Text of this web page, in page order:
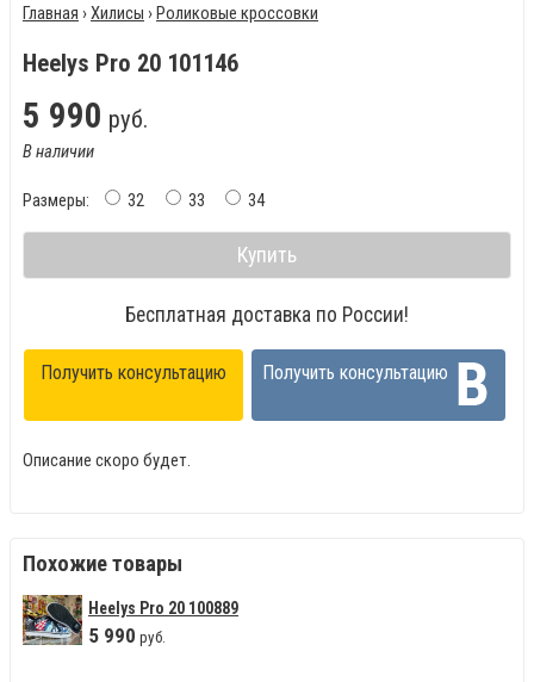
Похожие товары
Heelys Pro 20 100889
5 990 руб.
Главная ›Хилисы ›Роликовые кроссовки
Heelys Pro 20 101146
5 990 руб.
В наличии
Размеры: 32 33 34
Купить
Бесплатная доставка по России!
Получить консультацию Получить консультацию
Описание скоро будет.